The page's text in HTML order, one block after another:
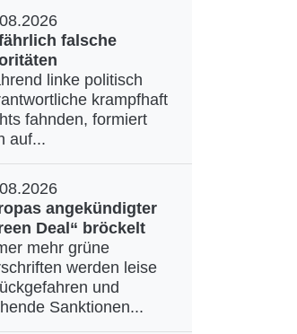
falsche
linke politisch
krampfhaft
fahnden, formiert
auf...
angekündigter
Deal“ bröckelt
mehr grüne
werden leise
und
Sanktionen...